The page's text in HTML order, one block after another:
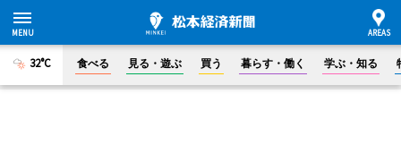
32°C 食べる 見る・遊ぶ 買う 暮らす・働く 学ぶ・知る